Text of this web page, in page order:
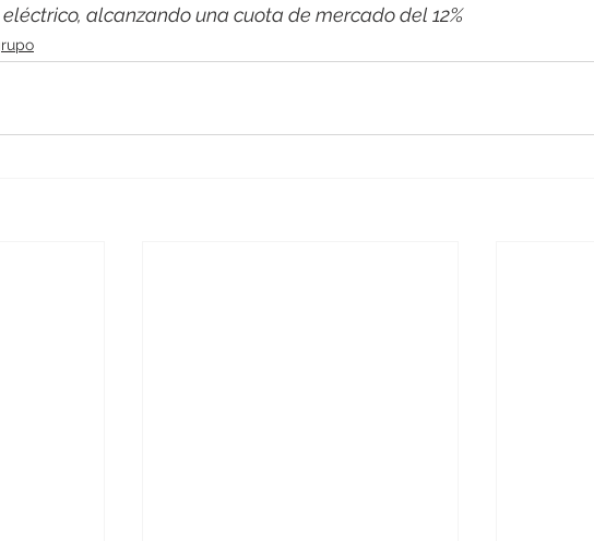
alcanzando una cuota de mercado del 12%